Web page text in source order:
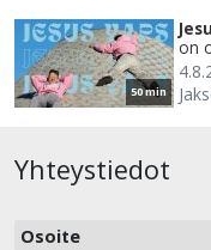
50 min
on
Yhteystiedot
Osoite